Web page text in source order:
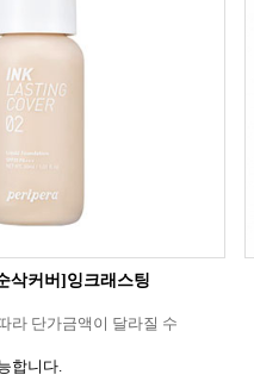
삭커버]잉크래스팅
라 단가금액이 달라질 수
합니다.